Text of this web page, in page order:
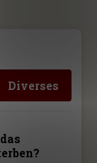
Diverses